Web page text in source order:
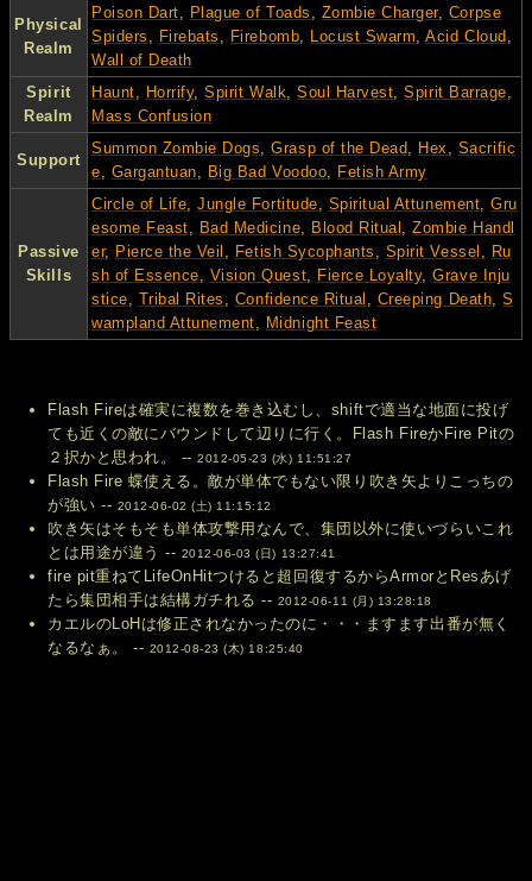
Physical
Realm
Poison Dart, Plague of Toads , Zombie Charger, Corpse
Spiders , Firebats , Firebomb, Locust Swarm,Acid Cloud ,
Wall of Death
Spirit
Realm
Haunt, Horrify,Spirit Walk,Soul Harvest,Spirit Barrage,
Mass Confusion
Support
Summon Zombie Dogs,Grasp of the Dead, Hex , Sacrific
e, Gargantuan, Big Bad Voodoo, Fetish Army
Passive
Skills
Circle of Life,Jungle Fortitude, Spiritual Attunement,Gru
esome Feast, Bad Medicine, Blood Ritual ,Zombie Handl
er, Pierce the Veil , Fetish Sycophants , Spirit Vessel , Ru
sh of Essence, Vision Quest, Fierce Loyalty,Grave Inju
stice, Tribal Rites , Confidence Ritual , Creeping Death,S
wampland Attunement, Midnight Feast
Flash Fireは確実に複数を巻き込むし、shiftで適当な地面に投げ
ても近くの敵にバウンドして辺りに行く。Flash FireかFire Pitの
２択かと思われ。 --2012-05-23 (水) 11:51:27
Flash Fire 蝶使える。敵が単体でもない限り吹き矢よりこっちの
が強い -- 2012-06-02 (土) 11:15:12
吹き矢はそもそも単体攻撃用なんで、集団以外に使いづらいこれ
とは用途が違う -- 2012-06-03 (日) 13:27:41
fire pit重ねてLifeOnHitつけると超回復するからArmorとResあげ
たら集団相手は結構ガチれる -- 2012-06-11 (月) 13:28:18
カエルのLoHは修正されなかったのに・・・ますます出番が無く
なるなぁ。 -- 2012-08-23 (木) 18:25:40